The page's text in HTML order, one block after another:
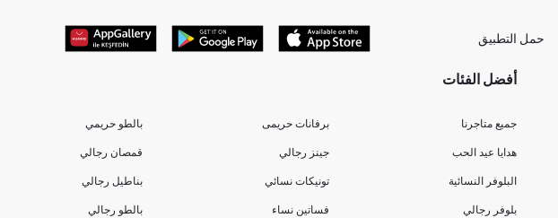
حمل التطبيق
أفضل الفئات
جميع متاجرنا
هدايا عيد الحب
البلوفر النسائية
بلوفر رجالي
برفانات حريمى
جينز رجالي
تونيكات نسائي
فساتين نساء
بالطو حريمي
قمصان رجالي
بناطيل رجالي
بالطو رجالي